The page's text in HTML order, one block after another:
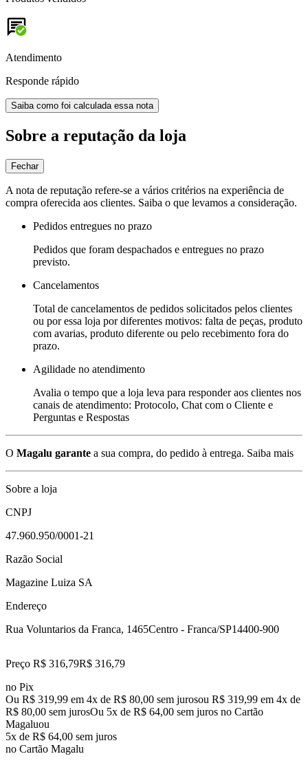
Atendimento
Responde rápido
Saiba como foi calculada essa nota
Sobre a reputação da loja
Fechar
A nota de reputação refere-se a vários critérios na experiência de
compra oferecida aos clientes. Saiba o que levamos a consideração.
Pedidos entregues no prazo
Pedidos que foram despachados e entregues no prazo
previsto.
Cancelamentos
Total de cancelamentos de pedidos solicitados pelos clientes
ou por essa loja por diferentes motivos: falta de peças, produto
com avarias, produto diferente ou pelo recebimento fora do
prazo.
Agilidade no atendimento
Avalia o tempo que a loja leva para responder aos clientes nos
canais de atendimento: Protocolo, Chat com o Cliente e
Perguntas e Respostas
O Magalu garante a sua compra, do pedido à entrega. Saiba mais
Sobre a loja
CNPJ
47.960.950/0001-21
Razão Social
Magazine Luiza SA
Endereço
Rua Voluntarios da Franca, 1465Centro - Franca/SP14400-900
Preço R$ 316,79R$ 316,79
no Pix
Ou R$ 319,99 em 4x de R$ 80,00 sem jurosou R$ 319,99 em 4x de
R$ 80,00 sem jurosOu 5x de R$ 64,00 sem juros no Cartão
Magaluou
5x de R$ 64,00 sem juros
no Cartão Magalu